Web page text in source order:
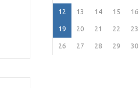
12 13 14 15 16
19 20 21 22 23
26 27 28 29 30